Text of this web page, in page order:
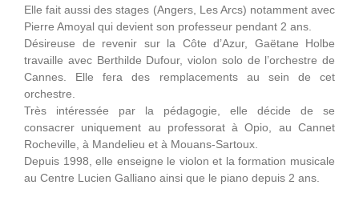
Elle fait aussi des stages (Angers, Les Arcs) notamment avec
Pierre Amoyal qui devient son professeur pendant 2 ans.
Désireuse de revenir sur la Côte d’Azur, Gaëtane Holbe
travaille avec Berthilde Dufour, violon solo de l’orchestre de
Cannes. Elle fera des remplacements au sein de cet
orchestre.
Très intéressée par la pédagogie, elle décide de se
consacrer uniquement au professorat à Opio, au Cannet
Rocheville, à Mandelieu et à Mouans-Sartoux.
Depuis 1998, elle enseigne le violon et la formation musicale
au Centre Lucien Galliano ainsi que le piano depuis 2 ans.